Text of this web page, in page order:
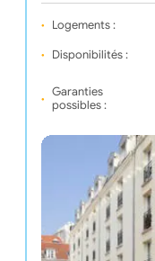
Logements :
Disponibilités :
Garanties
possibles :